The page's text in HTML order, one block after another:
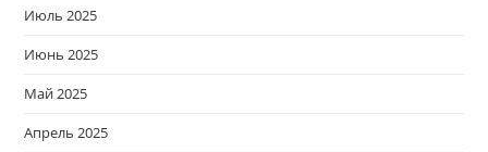
Июль 2025
Июнь 2025
Май 2025
Апрель 2025